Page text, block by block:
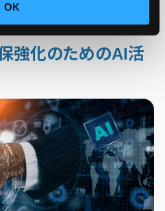
OK
強化のためのAI活